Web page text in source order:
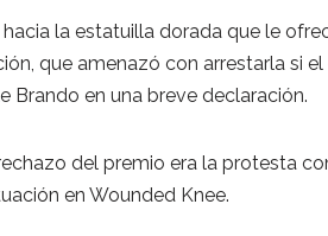
la estatuilla dorada que le
que amenazó con arrestarla si
Brando en una breve declaración.
del premio era la protesta
en Wounded Knee.